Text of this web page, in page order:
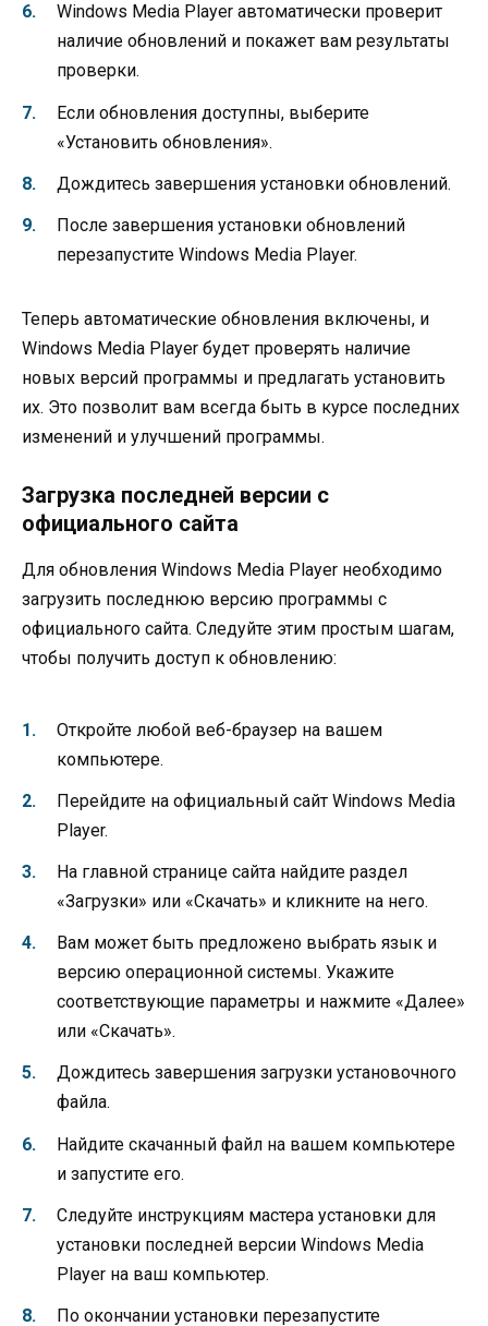
Windows Media Player автоматически проверит
наличие обновлений и покажет вам результаты
проверки.
Если обновления доступны, выберите
«Установить обновления».
Дождитесь завершения установки обновлений.
После завершения установки обновлений
перезапустите Windows Media Player.
Теперь автоматические обновления включены, и
Windows Media Player будет проверять наличие
новых версий программы и предлагать установить
их. Это позволит вам всегда быть в курсе последних
изменений и улучшений программы.
Загрузка последней версии с
официального сайта
Для обновления Windows Media Player необходимо
загрузить последнюю версию программы с
официального сайта. Следуйте этим простым шагам,
чтобы получить доступ к обновлению:
Откройте любой веб-браузер на вашем
компьютере.
Перейдите на официальный сайт Windows Media
Player.
На главной странице сайта найдите раздел
«Загрузки» или «Скачать» и кликните на него.
Вам может быть предложено выбрать язык и
версию операционной системы. Укажите
соответствующие параметры и нажмите «Далее»
или «Скачать».
Дождитесь завершения загрузки установочного
файла.
Найдите скачанный файл на вашем компьютере
и запустите его.
Следуйте инструкциям мастера установки для
установки последней версии Windows Media
Player на ваш компьютер.
По окончании установки перезапустите